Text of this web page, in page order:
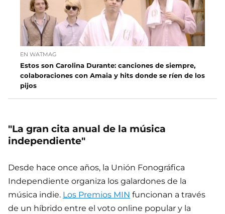
EN WATMAG
Estos son Carolina Durante: canciones de siempre,
colaboraciones con Amaia y hits donde se ríen de los
pijos
"La gran cita anual de la música
independiente"
Desde hace once años, la Unión Fonográfica
Independiente organiza los galardones de la
música indie. Los Premios MIN funcionan a través
de un híbrido entre el voto online popular y la